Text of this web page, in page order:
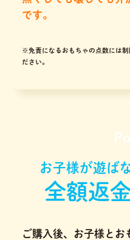
です。
※免責になるおもちゃの点数には制
ださい。
お子様が遊ば
全額返
ご購入後、お子様とお